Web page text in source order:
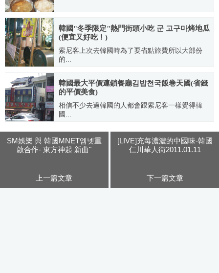
2019.06.20
韓國"冬季限定"熱門街頭小吃 군 고구마烤地瓜
(便宜又好吃！)
索尼客上次去韓國時為了要省點旅費所以大部份
的...
2010.03.10
韓國最大平價連鎖餐廳김밥천국飯卷天國(省錢
的平價美食)
相信不少去過韓國的人都會跟索尼客一樣覺得韓
國...
SM娛樂 與 韓國MNET엠넷重
啟合作- 東方神起 新曲"
上一篇文章
[LIVE]充每濃濃的中國味-韓國
仁川華人街2011.01.11
下一篇文章